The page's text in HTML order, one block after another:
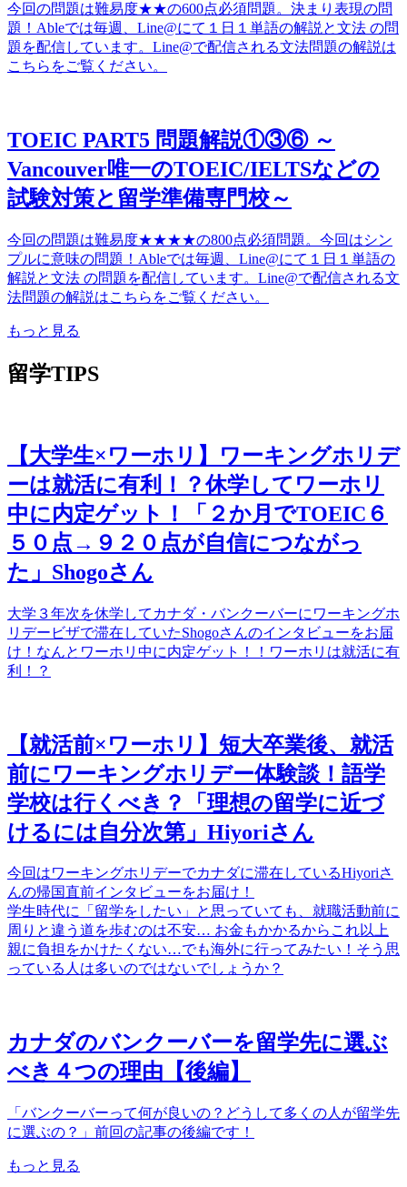
今回の問題は難易度★★の600点必須問題。決まり表現の問
題！Ableでは毎週、Line@にて１日１単語の解説と文法 の問
題を配信しています。Line@で配信される文法問題の解説は
こちらをご覧ください。
TOEIC PART5 問題解説①③⑥ ～
Vancouver唯一のTOEIC/IELTSなどの
試験対策と留学準備専門校～
今回の問題は難易度★★★★の800点必須問題。今回はシン
プルに意味の問題！Ableでは毎週、Line@にて１日１単語の
解説と文法 の問題を配信しています。Line@で配信される文
法問題の解説はこちらをご覧ください。
もっと見る
留学TIPS
【大学生×ワーホリ】ワーキングホリデ
ーは就活に有利！？休学してワーホリ
中に内定ゲット！「２か月でTOEIC６
５０点→９２０点が自信につながっ
た」Shogoさん
大学３年次を休学してカナダ・バンクーバーにワーキングホ
リデービザで滞在していたShogoさんのインタビューをお届
け！なんとワーホリ中に内定ゲット！！ワーホリは就活に有
利！？
【就活前×ワーホリ】短大卒業後、就活
前にワーキングホリデー体験談！語学
学校は行くべき？「理想の留学に近づ
けるには自分次第」Hiyoriさん
今回はワーキングホリデーでカナダに滞在しているHiyoriさ
んの帰国直前インタビューをお届け！
学生時代に「留学をしたい」と思っていても、就職活動前に
周りと違う道を歩むのは不安… お金もかかるからこれ以上
親に負担をかけたくない…でも海外に行ってみたい！そう思
っている人は多いのではないでしょうか？
カナダのバンクーバーを留学先に選ぶ
べき４つの理由【後編】
「バンクーバーって何が良いの？どうして多くの人が留学先
に選ぶの？」前回の記事の後編です！
もっと見る